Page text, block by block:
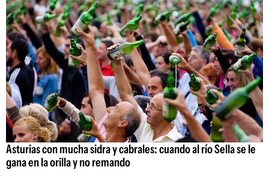
Asturias con mucha sidra y cabrales: cuando al río Sella se le
gana en la orilla y no remando